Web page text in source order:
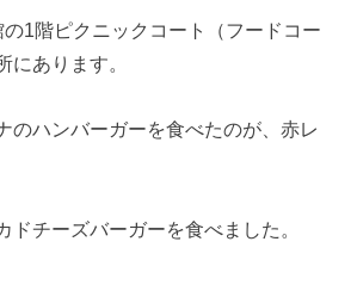
1階ピクニックコート（フードコー
にあります。
のハンバーガーを食べたのが、赤レ
ドチーズバーガーを食べました。